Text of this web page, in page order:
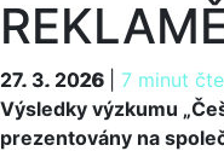
27. 3. 2026 7 minut
27. 3. 2026
Výsledky výzkumu
prezentovány na